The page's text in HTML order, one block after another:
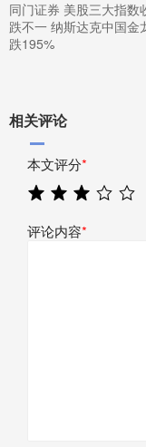
同门证券 美股三大指数
跌不一 纳斯达克中国金
跌195%
相关评论
本文评分*
评论内容*